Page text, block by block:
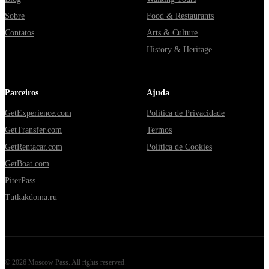
Sobre
Contatos
Food & Restaurants
Arts & Culture
History & Heritage
Parceiros
GetExperience.com
GetTransfer.com
GetRentacar.com
GetBoat.com
PiterPass
Tutkakdoma.ru
Ajuda
Política de Privacidade
Termos
Política de Cookies
© 2026 Moscow Pass. All rights reserved.